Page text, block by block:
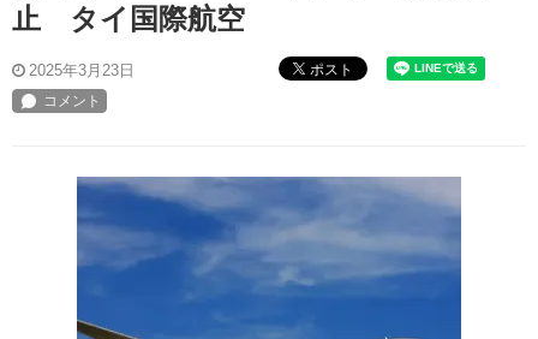
止 タイ国際航空
2025年3月23日 ポスト